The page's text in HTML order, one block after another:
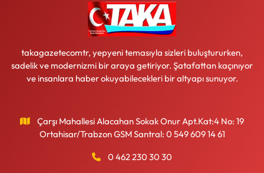
takagazetecomtr, yepyeni temasıyla sizleri buluştururken,
sadelik ve modernizmi bir araya getiriyor. Şatafattan kaçınıyor
ve insanlara haber okuyabilecekleri bir altyapı sunuyor.
Çarşı Mahallesi Alacahan Sokak Onur Apt.Kat:4 No: 19
Ortahisar/Trabzon GSM Santral: 0 549 609 14 61
0 462 230 30 30